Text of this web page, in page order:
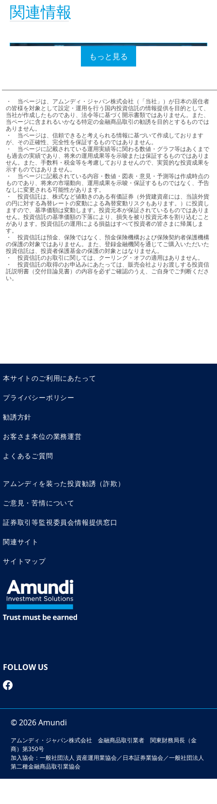
関連情報
アムンディ・インデックスシリーズ特設ページ
オールカントリーから一歩踏み込んだインデックスファ
ンドをご提供します。
もっと詳しく
（アムンディ・インデックスシリーズ）オールカ
す。
もっと詳しく
もっと見る
・	当ページは、アムンディ・ジャパン株式会社（「当社」）が日本の居住者
の皆様を対象として設定・運用を行う国内投資信託の情報提供を目的として、
当社が作成したものであり、法令等に基づく開示書類ではありません。また、
当ページに含まれるいかなる特定の金融商品取引の勧誘を目的とするものでは
ありません。
・	当ページは、信頼できると考えられる情報に基づいて作成しております
が、その正確性、完全性を保証するものではありません。
・	当ページに記載されている運用実績等に関わる数値・グラフ等はあくまで
も過去の実績であり、将来の運用成果等を示唆または保証するものではありま
せん。また、手数料・税金等を考慮しておりませんので、実質的な投資成果を
示すものではありません。
・	当ページに記載されている内容・数値・図表・意見・予測等は作成時点の
ものであり、将来の市場動向、運用成果を示唆・保証するものではなく、予告
なしに変更される可能性があります。
・	投資信託は、株式など値動きのある有価証券（外貨建資産には、当該外貨
の円に対する為替レートの変動による為替変動リスクもあります。）に投資し
ますので、基準価額は変動します。投資元本が保証されているものではありま
せん。投資信託の基準価額の下落により、損失を被り投資元本を割り込むこと
があります。投資信託の運用による損益はすべて投資者の皆さまに帰属しま
す。
・	投資信託は預金、保険ではなく、預金保険機構および保険契約者保護機構
の保護の対象ではありません。また、登録金融機関を通じてご購入いただいた
投資信託は、投資者保護基金の保護の対象とはなりません。
・	投資信託のお取引に関しては、クーリング・オフの適用はありません。
・	投資信託の取得のお申込みにあたっては、販売会社よりお渡しする投資信
託説明書（交付目論見書）の内容を必ずご確認のうえ、ご自身でご判断くださ
い。
本サイトのご利用にあたって
プライバシーポリシー
勧誘方針
お客さま本位の業務運営
よくあるご質問
アムンディを装った投資勧誘（詐欺）
ご意見・苦情について
証券取引等監視委員会情報提供窓口
関連サイト
サイトマップ
FOLLOW US
© 2026 Amundi
アムンディ・ジャパン株式会社 金融商品取引業者 関東財務局長（金
商）第350号
加入協会：一般社団法人 資産運用業協会／日本証券業協会／一般社団法人
第二種金融商品取引業協会